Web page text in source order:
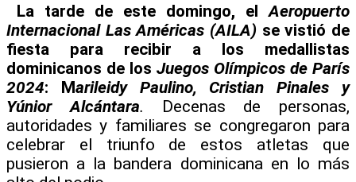
La tarde de este domingo, el Aeropuerto
Internacional Las Américas (AILA) se vistió de
fiesta para recibir a los medallistas
dominicanos de los Juegos Olímpicos de París
2024: Marileidy Paulino, Cristian Pinales y
Yúnior Alcántara. Decenas de personas,
autoridades y familiares se congregaron para
celebrar el triunfo de estos atletas que
pusieron a la bandera dominicana en lo más